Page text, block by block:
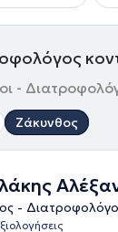
-
Ζάκυνθος
-